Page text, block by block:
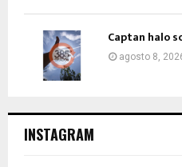
Captan halo
agosto 8,
INSTAGRAM